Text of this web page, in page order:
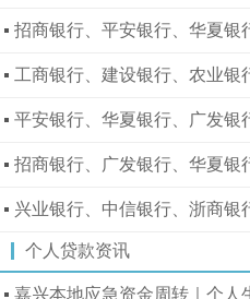
资成本面议，资料齐全有序审批 ​
营业执照就能申办，放款额度
资，无需房产设备做抵押物
大银行、民生银行持有营业执照
87191650李经理可授信 1600-
免抵押免担保极速审核
招商银行、平安银行、华夏银
商银行、恒丰银行只凭营业执照
87191650李经理额度 1100-
料简单无需各类财务报表
工商银行、建设银行、农业银
通银行、邮储银行单持营业执照
87191650李经理可贷 900-2100
松无需繁杂辅助材料
平安银行、华夏银行、广发银
丰银行、渤海银行电话
业执照即可申请，可获批 1400-
续精简审批高效放款迅速
招商银行、广发银行、华夏银
通银行、工商银行仅有营业执照
务资料可授信 820-1960 万，手
兴业银行、中信银行、浙商银
生银行、平安银行单单营业执照
个人贷款资讯
嘉兴本地应急资金周转｜个人